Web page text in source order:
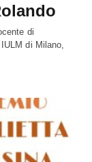
di
di Milano,